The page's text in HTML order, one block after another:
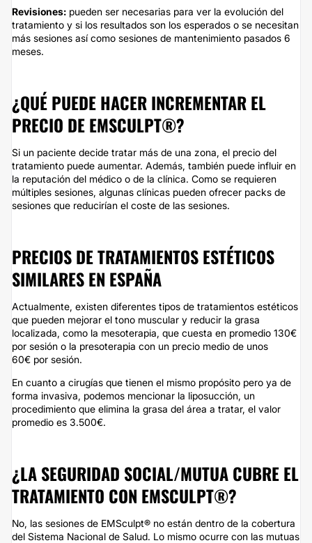
Revisiones: pueden ser necesarias para ver la evolución del
tratamiento y si los resultados son los esperados o se necesitan
más sesiones así como sesiones de mantenimiento pasados 6
meses.
¿QUÉ PUEDE HACER INCREMENTAR EL
PRECIO DE EMSCULPT®?
Si un paciente decide tratar más de una zona, el precio del
tratamiento puede aumentar. Además, también puede influir en
la reputación del médico o de la clínica. Como se requieren
múltiples sesiones, algunas clínicas pueden ofrecer packs de
sesiones que reducirían el coste de las sesiones.
PRECIOS DE TRATAMIENTOS ESTÉTICOS
SIMILARES EN ESPAÑA
Actualmente, existen diferentes tipos de tratamientos estéticos
que pueden mejorar el tono muscular y reducir la grasa
localizada, como la mesoterapia, que cuesta en promedio 130€
por sesión o la presoterapia con un precio medio de unos
60€ por sesión.
En cuanto a cirugías que tienen el mismo propósito pero ya de
forma invasiva, podemos mencionar la liposucción, un
procedimiento que elimina la grasa del área a tratar, el valor
promedio es 3.500€.
¿LA SEGURIDAD SOCIAL/MUTUA CUBRE EL
TRATAMIENTO CON EMSCULPT®?
No, las sesiones de EMSculpt® no están dentro de la cobertura
del Sistema Nacional de Salud. Lo mismo ocurre con las mutuas